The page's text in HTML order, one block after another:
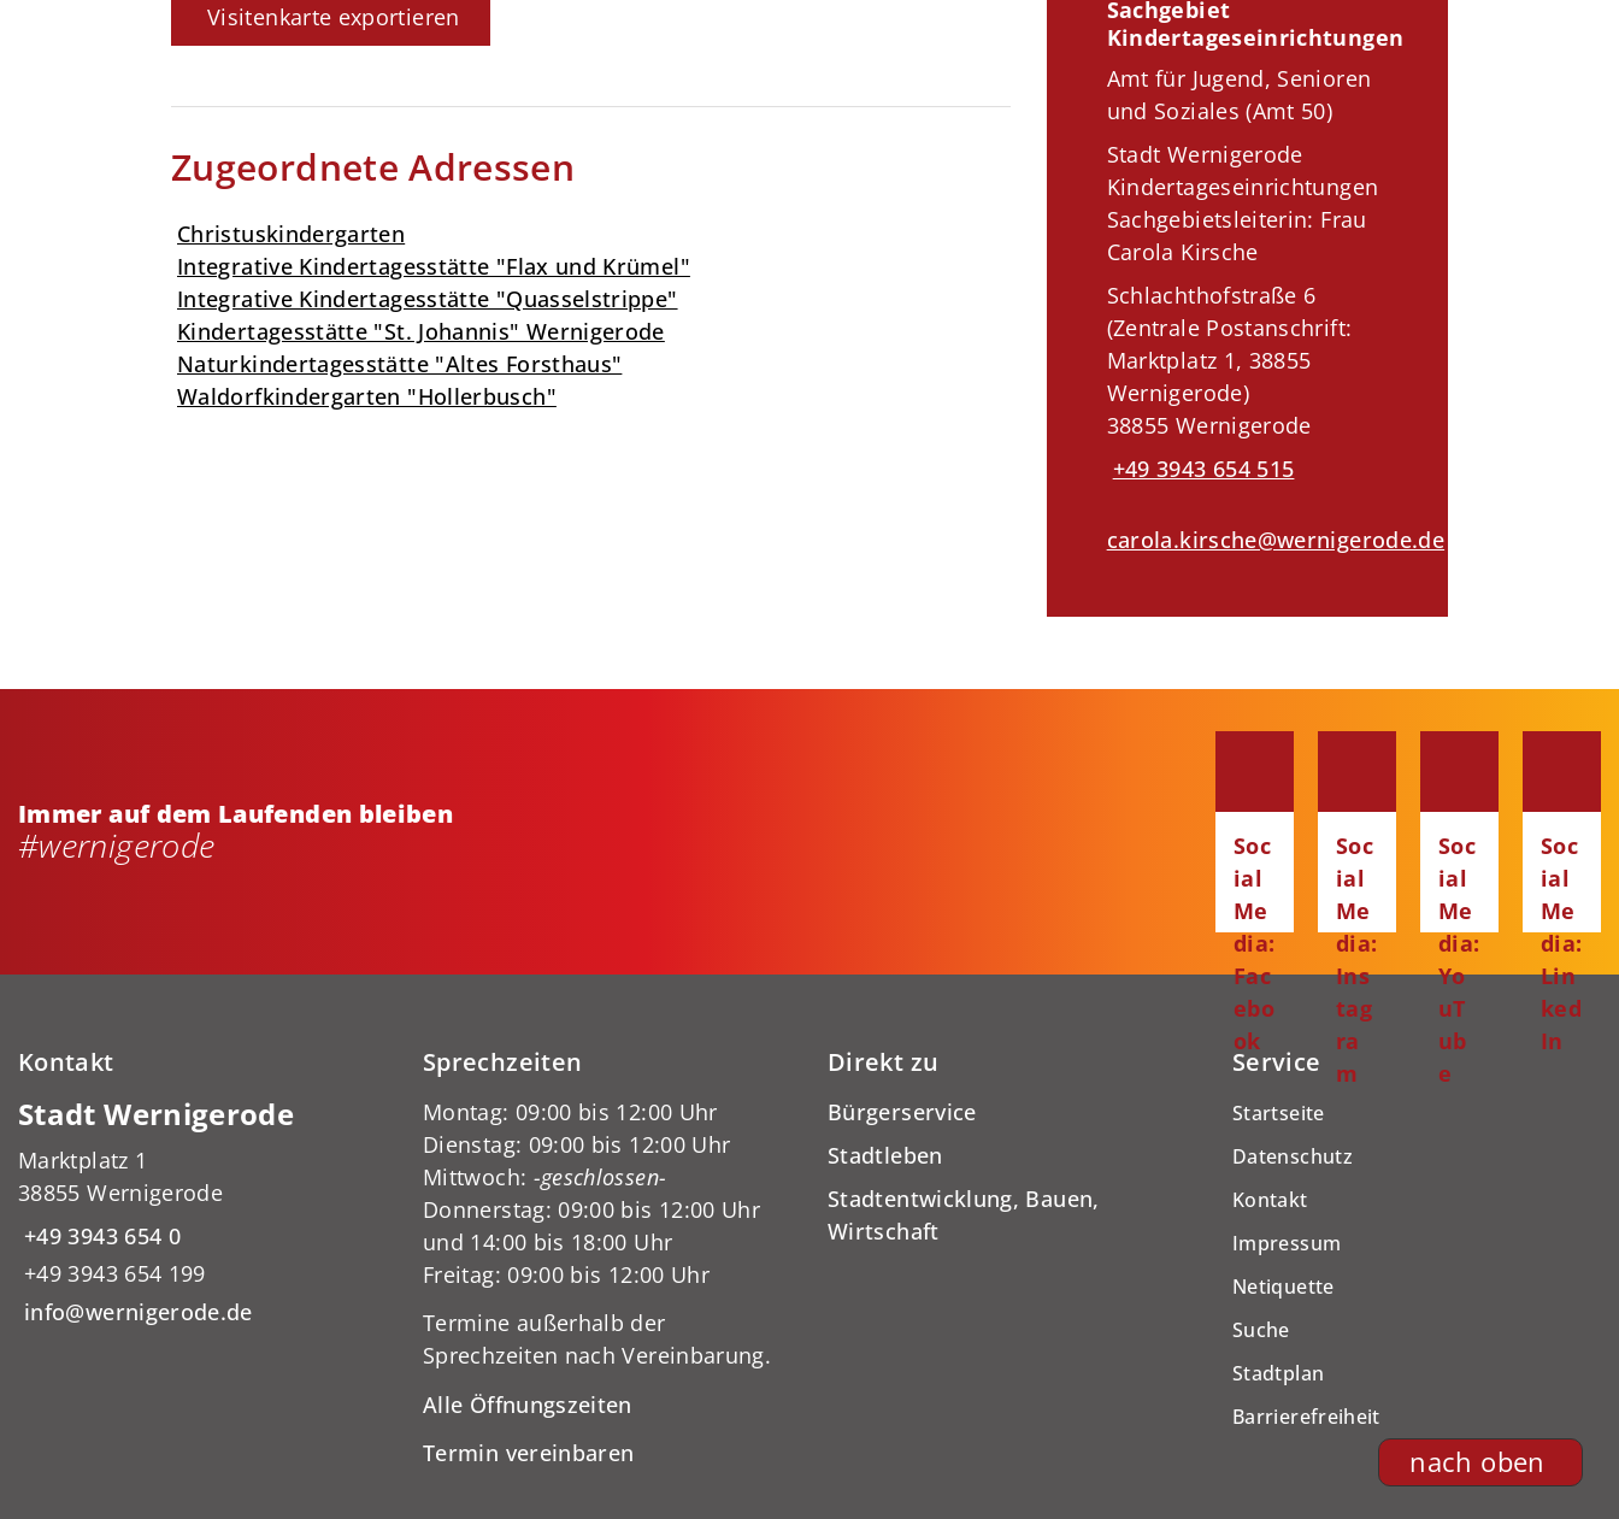
Visitenkarte exportieren
Zugeordnete Adressen
Christuskindergarten
Integrative Kindertagesstätte "Flax und Krümel"
Integrative Kindertagesstätte "Quasselstrippe"
Kindertagesstätte "St. Johannis" Wernigerode
Naturkindertagesstätte "Altes Forsthaus"
Waldorfkindergarten "Hollerbusch"
Sachgebiet
Kindertageseinrichtungen
Amt für Jugend, Senioren
und Soziales (Amt 50)
Stadt Wernigerode
Kindertageseinrichtungen
Sachgebietsleiterin: Frau
Carola Kirsche
Schlachthofstraße 6
(Zentrale Postanschrift:
Marktplatz 1, 38855
Wernigerode)
38855 Wernigerode
+49 3943 654 515
carola.kirsche@wernigerode.de
nach oben
Immer auf dem Laufenden bleiben
#wernigerode
Soc
ial
Me
dia:
Fac
ebo
ok
Soc
ial
Me
dia:
Ins
tag
ra
m
Soc
ial
Me
dia:
Yo
uT
ub
e
Soc
ial
Me
dia:
Lin
ked
In
Kontakt
Stadt Wernigerode
Marktplatz 1
38855 Wernigerode
+49 3943 654 0
+49 3943 654 199
info@wernigerode.de
Sprechzeiten
Montag: 09:00 bis 12:00 Uhr
Dienstag: 09:00 bis 12:00 Uhr
Mittwoch: -geschlossen-
Donnerstag: 09:00 bis 12:00 Uhr
und 14:00 bis 18:00 Uhr
Freitag: 09:00 bis 12:00 Uhr
Termine außerhalb der
Sprechzeiten nach Vereinbarung.
Alle Öffnungszeiten
Termin vereinbaren
Direkt zu
Bürgerservice
Stadtleben
Stadtentwicklung, Bauen,
Wirtschaft
Service
Startseite
Datenschutz
Kontakt
Impressum
Netiquette
Suche
Stadtplan
Barrierefreiheit